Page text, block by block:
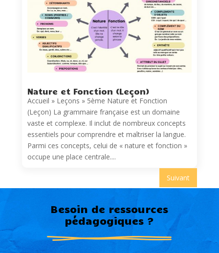
Nature et Fonction (Leçon)
Accueil » Leçons » 5ème Nature et Fonction
(Leçon) La grammaire française est un domaine
vaste et complexe. Il inclut de nombreux concepts
essentiels pour comprendre et maîtriser la langue.
Parmi ces concepts, celui de « nature et fonction »
occupe une place centrale....
Suivant
Besoin de ressources
pédagogiques ?